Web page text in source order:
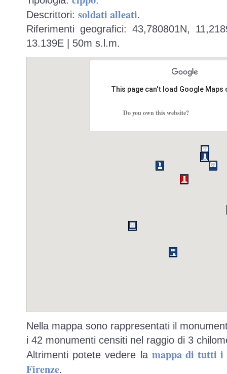
Descrittori: soldati alleati.
Riferimenti geografici: 43,780801N,
13.139E | 50m s.l.m.
This page can't load Google
Do you own this website?
Nella mappa sono rappresentati il
i 42 monumenti censiti nel raggio di 3
Altrimenti potete vedere la mappa di tutti i
Firenze.